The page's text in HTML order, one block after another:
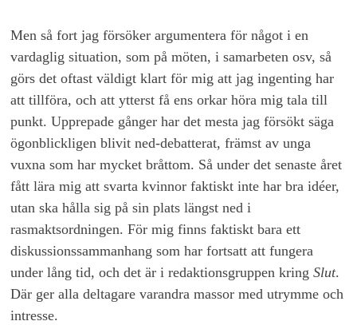
Men så fort jag försöker argumentera för något i en
vardaglig situation, som på möten, i samarbeten osv, så
görs det oftast väldigt klart för mig att jag ingenting har
att tillföra, och att ytterst få ens orkar höra mig tala till
punkt. Upprepade gånger har det mesta jag försökt säga
ögonblickligen blivit ned-debatterat, främst av unga
vuxna som har mycket bråttom. Så under det senaste året
fått lära mig att svarta kvinnor faktiskt inte har bra idéer,
utan ska hålla sig på sin plats längst ned i
rasmaktsordningen. För mig finns faktiskt bara ett
diskussionssammanhang som har fortsatt att fungera
under lång tid, och det är i redaktionsgruppen kringSlut.
Där ger alla deltagare varandra massor med utrymme och
intresse.